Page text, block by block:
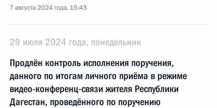
7 августа 2024 года, 15:43
29 июля 2024 года, понедельник
Продлён контроль исполнения поручения,
данного по итогам личного приёма в режиме
видео-конференц-связи жителя Республики
Дагестан, проведённого по поручению